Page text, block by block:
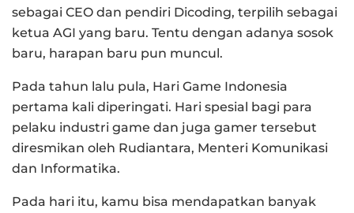
sebagai CEO dan pendiri Dicoding, terpilih sebagai
ketua AGI yang baru. Tentu dengan adanya sosok
baru, harapan baru pun muncul.
Pada tahun lalu pula, Hari Game Indonesia
pertama kali diperingati. Hari spesial bagi para
pelaku industri game dan juga gamer tersebut
diresmikan oleh Rudiantara, Menteri Komunikasi
dan Informatika.
Pada hari itu, kamu bisa mendapatkan banyak